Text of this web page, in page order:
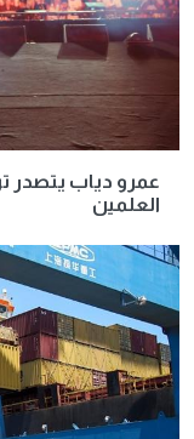
عمرو دياب يتصدر
العلمين